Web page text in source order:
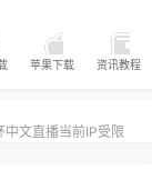
苹果下载 资讯教程
文直播当前IP受限